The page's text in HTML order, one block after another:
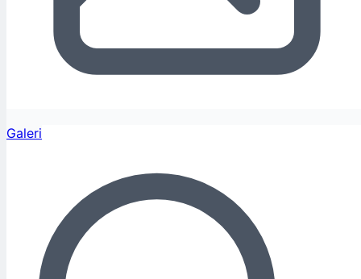
Galeri